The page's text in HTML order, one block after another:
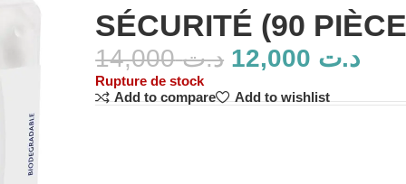
SÉCURITÉ (90
د.ت14,000 د.ت
Rupture de stock
Add to compare
Add to wishlist